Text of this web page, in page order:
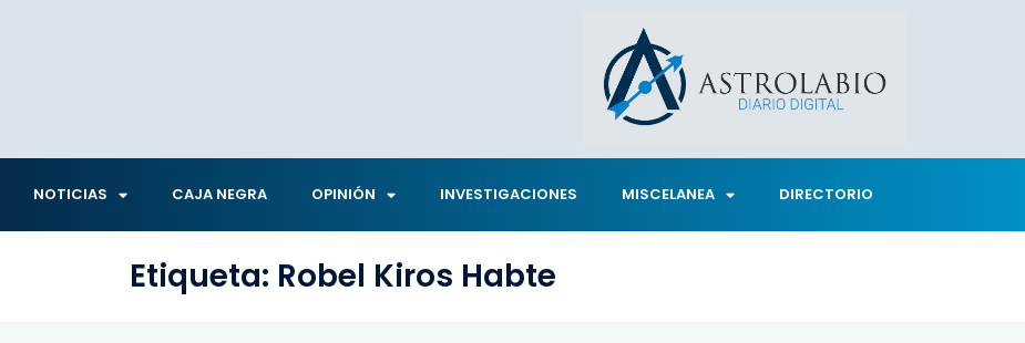
NOTICIAS CAJA NEGRA OPINIÓN INVESTIGACIONES MISCELANEA DIRECTORIO
Etiqueta: Robel Kiros Habte